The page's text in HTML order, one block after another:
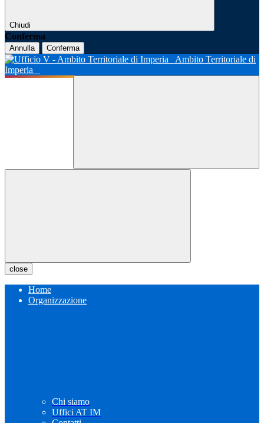
Chiudi
Conferma
Annulla Conferma
Ambito Territoriale di
Imperia
close
Home
Organizzazione
Chi siamo
Uffici AT IM